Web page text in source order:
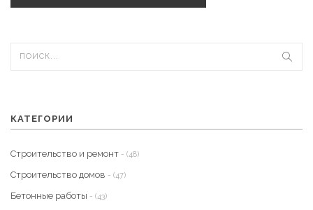
КАТЕГОРИИ
Строительство и ремонт - (48)
Строительство домов - (47)
Бетонные работы - (43)